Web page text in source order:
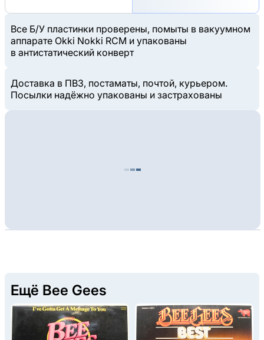
Все Б/У пластинки проверены, помыты в вакуумном
аппарате Okki Nokki RCM и упакованы
в антистатический конверт
Доставка в ПВЗ, постаматы, почтой, курьером.
Посылки надёжно упакованы и застрахованы
Ещё Bee Gees